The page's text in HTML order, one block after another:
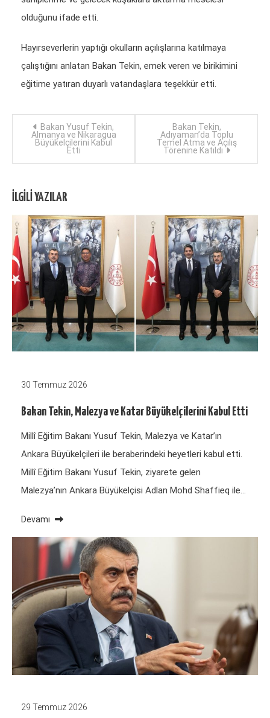
olduğunu ifade etti.
Hayırseverlerin yaptığı okulların açılışlarına katılmaya
çalıştığını anlatan Bakan Tekin, emek veren ve birikimini
eğitime yatıran duyarlı vatandaşlara teşekkür etti.
Bakan Yusuf Tekin,
Almanya ve Nikaragua
Büyükelçilerini Kabul
Etti
Bakan Tekin,
Adıyaman’da Toplu
Temel Atma ve Açılış
Törenine Katıldı
İLGILI YAZILAR
30 Temmuz 2026
Bakan Tekin, Malezya ve Katar Büyükelçilerini Kabul Etti
Millî Eğitim Bakanı Yusuf Tekin, Malezya ve Katar’ın
Ankara Büyükelçileri ile beraberindeki heyetleri kabul etti.
Millî Eğitim Bakanı Yusuf Tekin, ziyarete gelen
Malezya’nın Ankara Büyükelçisi Adlan Mohd Shaffieq ile…
Devamı
29 Temmuz 2026